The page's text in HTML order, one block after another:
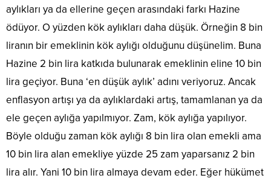
aylıkları ya da ellerine geçen arasındaki farkı Hazine
ödüyor. O yüzden kök aylıkları daha düşük. Örneğin 8 bin
liranın bir emeklinin kök aylığı olduğunu düşünelim. Buna
Hazine 2 bin lira katkıda bulunarak emeklinin eline 10 bin
lira geçiyor. Buna ‘en düşük aylık’ adını veriyoruz. Ancak
enflasyon artışı ya da aylıklardaki artış, tamamlanan ya da
ele geçen aylığa yapılmıyor. Zam, kök aylığa yapılıyor.
Böyle olduğu zaman kök aylığı 8 bin lira olan emekli ama
10 bin lira alan emekliye yüzde 25 zam yaparsanız 2 bin
lira alır. Yani 10 bin lira almaya devam eder. Eğer hükümet